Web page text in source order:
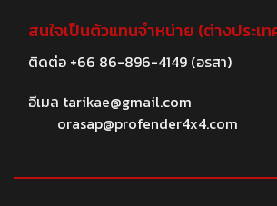
สนใจเป็นตัวแทนจำหน่าย (ต่างประเ
ติดต่อ +66 86-896-4149(อรสา)
อีเมล tarikae@gmail.com
orasap@profender4x4.com